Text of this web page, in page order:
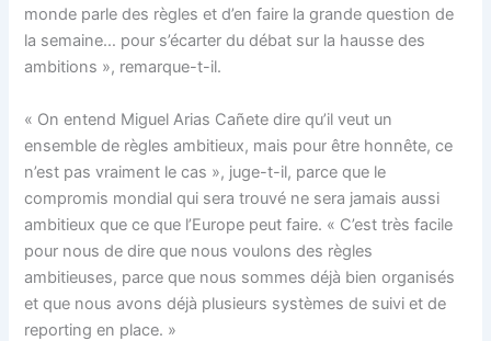
monde parle des règles et d’en faire la grande question de
la semaine… pour s’écarter du débat sur la hausse des
ambitions », remarque-t-il.
« On entend Miguel Arias Cañete dire qu’il veut un
ensemble de règles ambitieux, mais pour être honnête, ce
n’est pas vraiment le cas », juge-t-il, parce que le
compromis mondial qui sera trouvé ne sera jamais aussi
ambitieux que ce que l’Europe peut faire. « C’est très facile
pour nous de dire que nous voulons des règles
ambitieuses, parce que nous sommes déjà bien organisés
et que nous avons déjà plusieurs systèmes de suivi et de
reporting en place. »